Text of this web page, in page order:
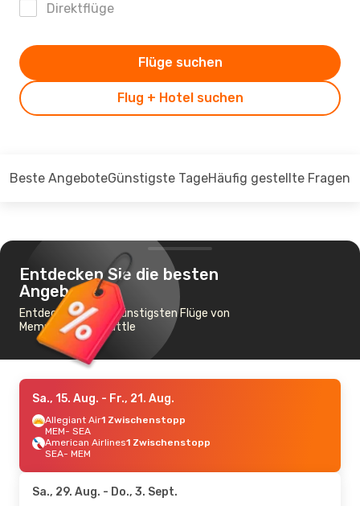
Direktflüge
Flug + Hotel suchen
Flüge suchen
Beste AngeboteGünstigste TageHäufig gestellte Fragen
Entdecken Sie die besten
Angebote
Entdecken Sie die günstigsten Flüge von
Memphis nach Seattle
Sa., 15. Aug. - Fr., 21. Aug.
Allegiant Air1 Zwischenstopp
MEM- SEA
American Airlines1 Zwischenstopp
SEA- MEM
Sa., 29. Aug. - Do., 3. Sept.